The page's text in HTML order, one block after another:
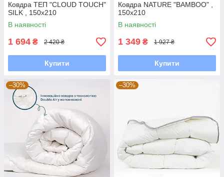
Ковдра ТЕП "CLOUD TOUCH"
SILK , 150x210
В наявності
1 694 ₴ 2 420 ₴
Купити
Ковдра NATURE "BAMBOO" ,
150x210
В наявності
1 349 ₴ 1 927 ₴
Купити
–30% –30%